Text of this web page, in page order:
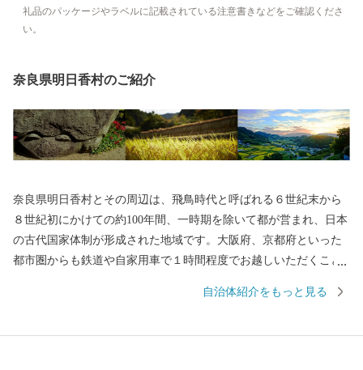
礼品のパッケージやラベルに記載されている注意書きなどをご確認くださ
い。
奈良県明日香村のご紹介
奈良県明日香村とその周辺は、飛鳥時代と呼ばれる６世紀末から
８世紀初にかけての約100年間、一時期を除いて都が営まれ、日本
の古代国家体制が形成された地域です。大阪府、京都府といった
都市圏からも鉄道や自家用車で１時間程度でお越しいただくこと
色の古墳壁画を誇る高松塚古墳やキトラ古墳などの文化遺産が数
自治体紹介をもっと見る